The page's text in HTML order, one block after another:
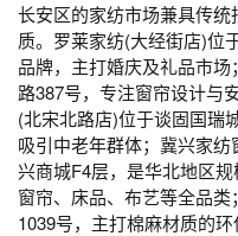
长安区的家纺市场兼具传
质。罗莱家纺(大经街店)位
品牌，主打婚庆及礼品市
路387号，专注窗帘设计与
(北宋北路店)位于谈固国瑞
吸引中老年群体；冀兴家
兴商城F4层，是华北地区
窗帘、床品、布艺等全品
1039号，主打棉麻材质的环